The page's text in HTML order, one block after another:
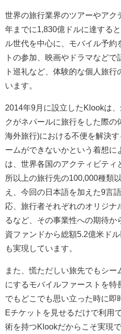
世界の旅行業界のツアーやアク
年までに1,830億ドルに達する
ル世代を中心に、モバイル予約
トの参加、映画やドラマなど
ト巡礼など、体験的な個人旅
います。
2014年9月に設立したKlookは
クがネパールに旅行をした際の
海外旅行)における不便を解決
ームができないかという着想に
は、世界各国のアクティビティ
所以上の旅行先の100,000種類
え、今回の日本語を加えた9言
応、旅行者それぞれのオリジナ
るなど、その事業性への期待か
資ファンドから総額5.2億米ド
も実現しています。
また、慌ただしい旅先でもシ
にするモバイルファーストを特
でもどこでも思い立った時に即
Eチケットを見せるだけで利用
術を持つKlookだからこそ実現